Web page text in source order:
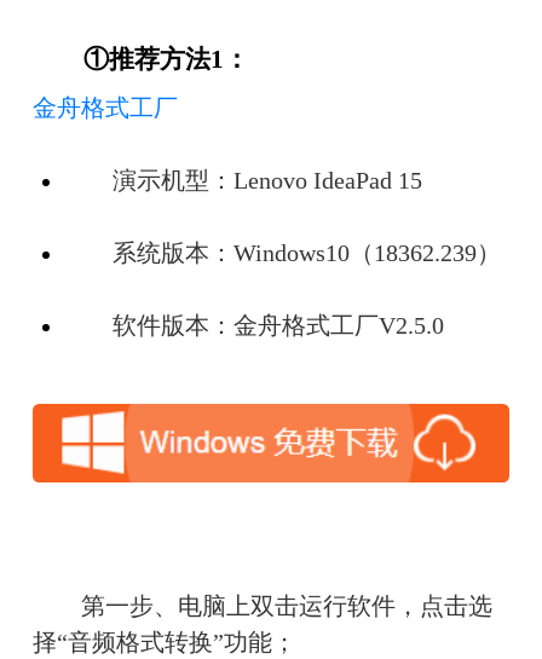
①推荐方法1：
金舟格式工厂
演示机型：Lenovo IdeaPad 15
系统版本：Windows10（18362.239）
软件版本：金舟格式工厂V2.5.0
第一步、电脑上双击运行软件，点击选
择“音频格式转换”功能；